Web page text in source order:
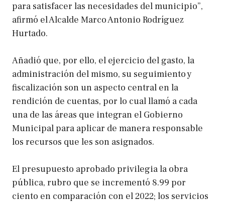
para satisfacer las necesidades del municipio”,
afirmó el Alcalde Marco Antonio Rodríguez
Hurtado.
Añadió que, por ello, el ejercicio del gasto, la
administración del mismo, su seguimiento y
fiscalización son un aspecto central en la
rendición de cuentas, por lo cual llamó a cada
una de las áreas que integran el Gobierno
Municipal para aplicar de manera responsable
los recursos que les son asignados.
El presupuesto aprobado privilegia la obra
pública, rubro que se incrementó 8.99 por
ciento en comparación con el 2022; los servicios